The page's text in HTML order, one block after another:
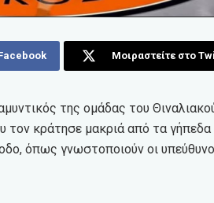
Μοιραστείτε στο
της ομάδας του
κράτησε μακριά από τα γήπεδα
όπως γνωστοποιούν οι